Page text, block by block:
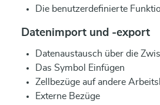
Die benutzerdefinierte
Datenimport und -export
Datenaustausch über die
Das Symbol Einfügen
Zellbezüge auf andere
Externe Bezüge